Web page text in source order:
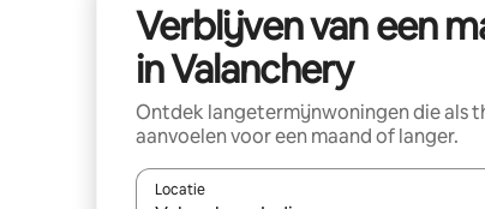
Verblijven van een
in Valanchery
Ontdek langetermijnwoningen die als
aanvoelen voor een maand of langer.
Locatie